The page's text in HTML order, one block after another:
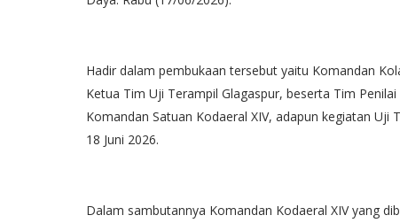
Hadir dalam pembukaan tersebut yaitu Komandan
Ketua Tim Uji Terampil Glagaspur, beserta Tim
Komandan Satuan Kodaeral XIV, adapun kegiatan
18 Juni 2026.
Dalam sambutannya Komandan Kodaeral XIV yang